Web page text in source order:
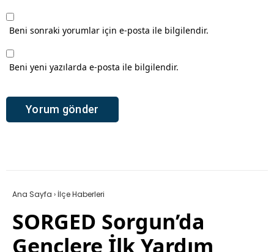
Beni sonraki yorumlar için e-posta ile bilgilendir.
Beni yeni yazılarda e-posta ile bilgilendir.
Ana Sayfa › İlçe Haberleri
SORGED Sorgun’da
Gençlere İlk Yardım